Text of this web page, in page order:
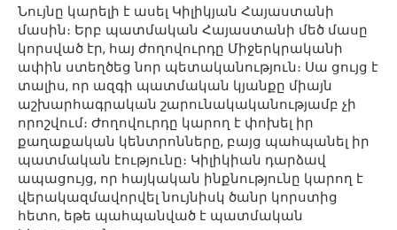
Նույնը կարելի է ասել Կիլիկյան Հայաստանի
մասին։ Երբ պատմական Հայաստանի մեծ մասը
կորսված էր, հայ ժողովուրդը Միջերկրականի
ափին ստեղծեց նոր պետականություն։ Սա ցույց է
տալիս, որ ազգի պատմական կյանքը միայն
աշխարհագրական շարունակականությամբ չի
որոշվում։ Ժողովուրդը կարող է փոխել իր
քաղաքական կենտրոնները, բայց պահպանել իր
պատմական էությունը։ Կիլիկիան դարձավ
ապացույց, որ հայկական ինքնությունը կարող է
վերակազմավորվել նույնիսկ ծանր կորստից
հետո, եթե պահպանված է պատմական